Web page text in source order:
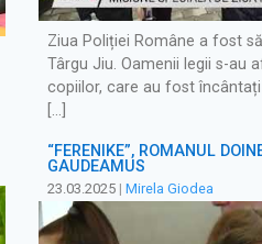
Ziua Poliției Române a fost
Târgu Jiu. Oamenii legii s-au
copiilor, care au fost
[…]
“FERENIKE”, ROMANUL
GAUDEAMUS
23.03.2025 | Mirela Giodea